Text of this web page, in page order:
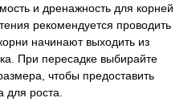
и дренажность для корней
рекомендуется проводить
начинают выходить из
При пересадке выбирайте
чтобы предоставить
для роста.